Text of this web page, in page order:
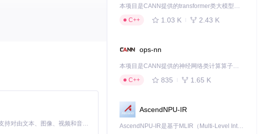
累计收益曲线显示，模型不
MiniMax H3 是一个通用的全模态生成系统。它支持对由文本、图像、视频和音频组成的多模态上下文进行统一理解，并能生成分辨率高达 2K、时长可达 15 秒的带原生立体声音频的视频。得益于面向任务泛化的系统设计，H3 在预训练阶段就已具备广泛的多模态上下文理解与生成能力，能够出色地执行复杂的多模态指令。
本项目是CANN提供的transformer类大模型算子库，实现网络在NPU上加速计算。
C++
1.03 K 2.43 K
ops-nn
本项目是CANN提供的神经网络类计算算子库，实现网络在NPU上加速计算。
C++
835 1.65 K
AscendNPU-IR
AscendNPU-IR是基于MLIR（Multi-Level Intermediate Representation）构建的，面向昇腾亲和算子编译时使用的中间表示，提供昇腾完备表达能力，通过编译优化提升昇腾AI处理器计算效率，支持通过生态框架使能昇腾AI处理器与深度调优